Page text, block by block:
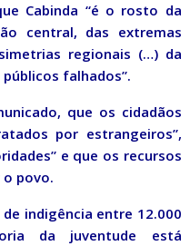
Cabinda “é o rosto da
central, das extremas
regionais (…) da
falhados”.
que os cidadãos
por estrangeiros”,
e que os recursos
povo.
indigência entre 12.000
da juventude está